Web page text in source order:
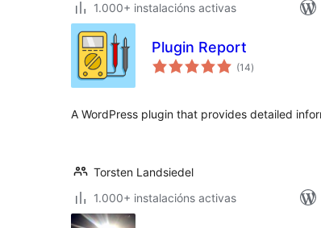
1.000+ instalacións activas
Plugin Report
(14valoracións
totais
)
A WordPress plugin that provides detailed
Torsten Landsiedel
1.000+ instalacións activas